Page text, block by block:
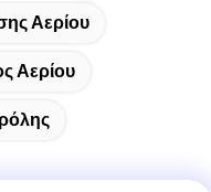
Αερίου
Αερίου